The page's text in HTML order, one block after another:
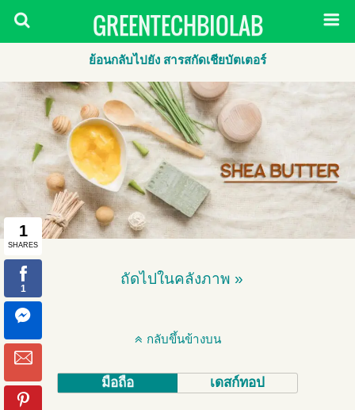
GREENTECHBIOLAB
ย้อนกลับไปยัง สารสกัดเชียบัตเตอร์
ถัดไปในคลังภาพ »
กลับขึ้นข้างบน
มือถือ เดสก์ทอป